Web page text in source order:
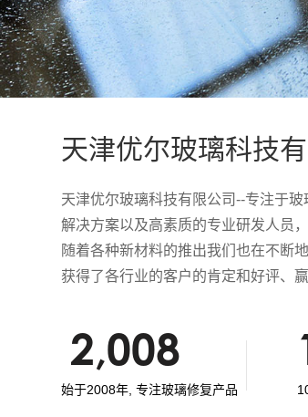
天津优尔玻璃科技
天津优尔玻璃科技有限公司--专注于
解决方案以及高素质的专业研发人员
随着各种新材料的推出我们也在不断
获得了各行业的客户的肯定和好评、
2,008
始于2008年, 专注玻璃修复产品